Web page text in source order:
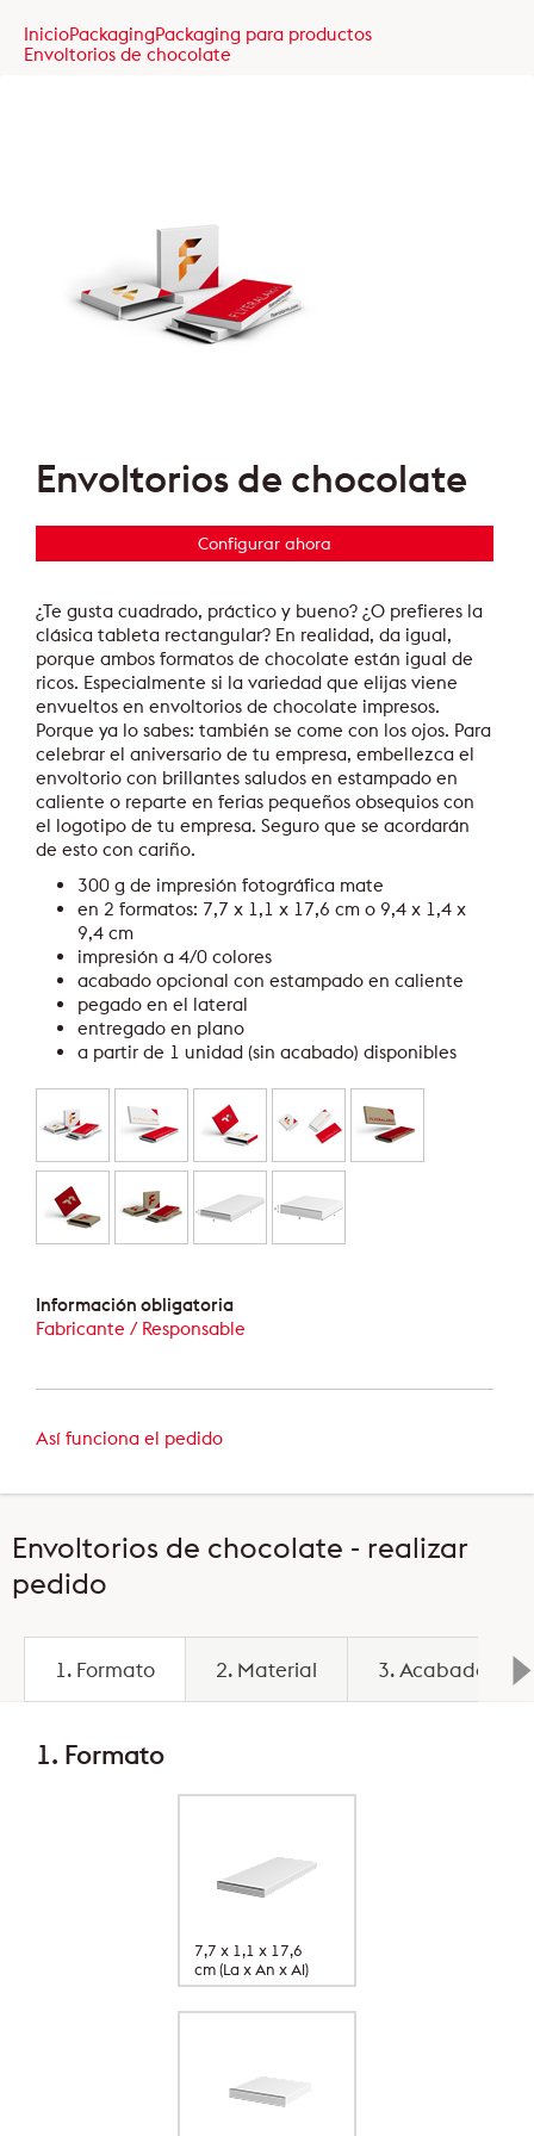
InicioPackagingPackaging para productos
Envoltorios de chocolate
Envoltorios de chocolate
Configurar ahora
¿Te gusta cuadrado, práctico y bueno? ¿O prefieres la
clásica tableta rectangular? En realidad, da igual,
porque ambos formatos de chocolate están igual de
ricos. Especialmente si la variedad que elijas viene
envueltos en envoltorios de chocolate impresos.
Porque ya lo sabes: también se come con los ojos. Para
celebrar el aniversario de tu empresa, embellezca el
envoltorio con brillantes saludos en estampado en
caliente o reparte en ferias pequeños obsequios con
el logotipo de tu empresa. Seguro que se acordarán
de esto con cariño.
300 g de impresión fotográfica mate
en 2 formatos: 7,7 x 1,1 x 17,6 cm o 9,4 x 1,4 x
9,4 cm
impresión a 4/0 colores
acabado opcional con estampado en caliente
pegado en el lateral
entregado en plano
a partir de 1 unidad (sin acabado) disponibles
Información obligatoria
Fabricante / Responsable
Así funciona el pedido
Envoltorios de chocolate - realizar
pedido
1. Formato 2. Material 3. Acabado
1. Formato
7,7 x 1,1 x 17,6
cm (La x An x Al)